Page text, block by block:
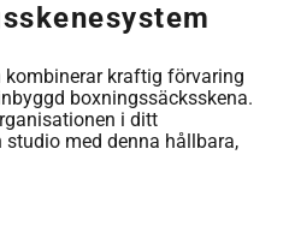
kombinerar kraftig förvaring
boxningssäcksskena.
i ditt
med denna hållbara,